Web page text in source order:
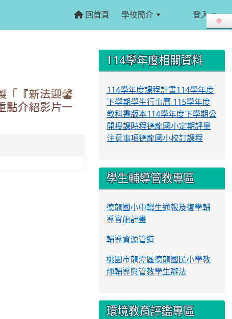
回首頁 學校簡介 登入
「『新法迎馨
點介紹影片一
::: 114學年度相關資料
114學年度課程計畫114學年度
下學期學生行事曆 115學年度
教科書版本114學年度下學期公
開授課時程德龍國小定期評量
注意事項德龍國小校訂課程
學生輔導管教專區
德龍國小中輟生通報及復學輔
導實施計畫
輔導資源管道
桃園市龍潭區德龍國民小學教
師輔導與管教學生辦法
環境教育評鑑專區